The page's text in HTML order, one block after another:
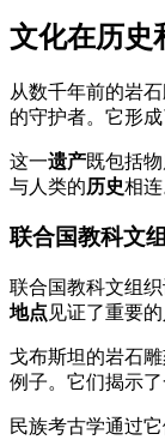
文化在历史
从数千年前的岩
的守护者。它形成
这一遗产既包括
与人类的历史相连
联合国教科文
联合国教科文组
地点 见证了重要的
戈布斯坦的岩石
例子。它们揭示
民族考古学通过